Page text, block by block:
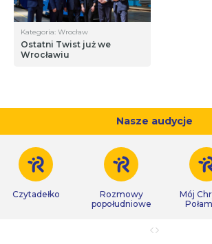
Kategoria: Wrocław
Ostatni Twist już we
Wrocławiu
Nasze audycje
Czytadełko
Rozmowy
popołudniowe
Mój